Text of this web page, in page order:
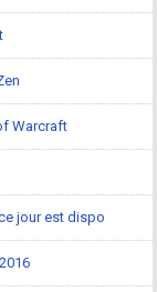
Warcraft
jour est dispo